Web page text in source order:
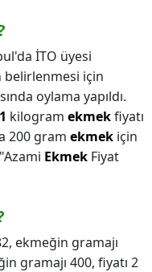
İTO üyesi
için
oylama yapıldı.
1 kilogram ekmekfiyatı
200 gram ekmek için
Ekmek Fiyat
ekmeğin gramajı
gramajı 400, fiyatı 2